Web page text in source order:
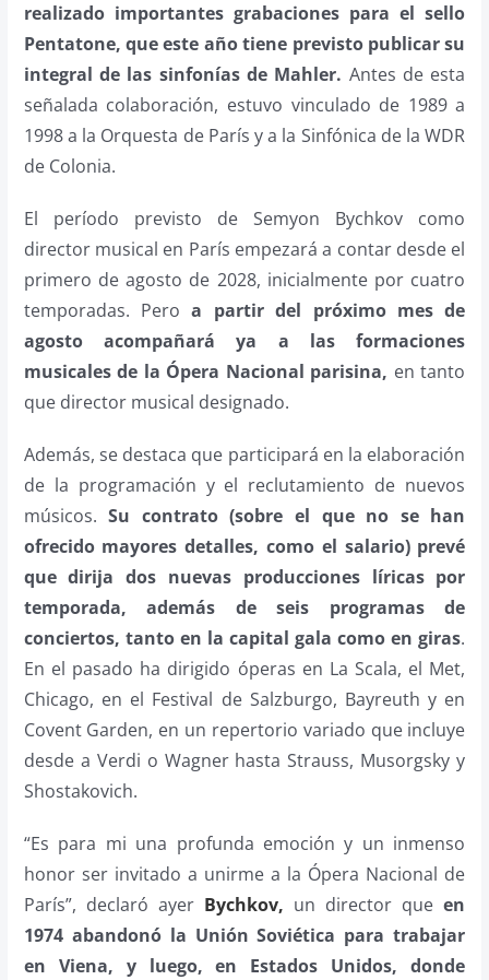
realizado importantes grabaciones para el sello
Pentatone, que este año tiene previsto publicar su
integral de las sinfonías de Mahler. Antes de esta
señalada colaboración, estuvo vinculado de 1989 a
1998 a la Orquesta de París y a la Sinfónica de la WDR
de Colonia.
El período previsto de Semyon Bychkov como
director musical en París empezará a contar desde el
primero de agosto de 2028, inicialmente por cuatro
temporadas. Peroa partir del próximo mes de
agosto acompañará ya a las formaciones
musicales de la Ópera Nacional parisina, en tanto
que director musical designado.
Además, se destaca que participará en la elaboración
de la programación y el reclutamiento de nuevos
músicos.Su contrato (sobre el que no se han
ofrecido mayores detalles, como el salario) prevé
que dirija dos nuevas producciones líricas por
temporada, además de seis programas de
conciertos, tanto en la capital gala como en giras.
En el pasado ha dirigido óperas en La Scala, el Met,
Chicago, en el Festival de Salzburgo, Bayreuth y en
Covent Garden, en un repertorio variado que incluye
desde a Verdi o Wagner hasta Strauss, Musorgsky y
Shostakovich.
“Es para mi una profunda emoción y un inmenso
honor ser invitado a unirme a la Ópera Nacional de
París”, declaró ayerBychkov, un director queen
1974 abandonó la Unión Soviética para trabajar
en Viena, y luego, en Estados Unidos, donde